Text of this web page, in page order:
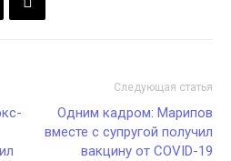
Следующая статья
Одним кадром: Марипов
вместе с супругой получил
вакцину от COVID-19